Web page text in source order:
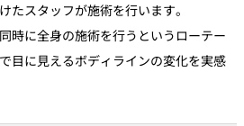
たスタッフが施術を行います。
時に全身の施術を行うというローテー
目に見えるボディラインの変化を実感